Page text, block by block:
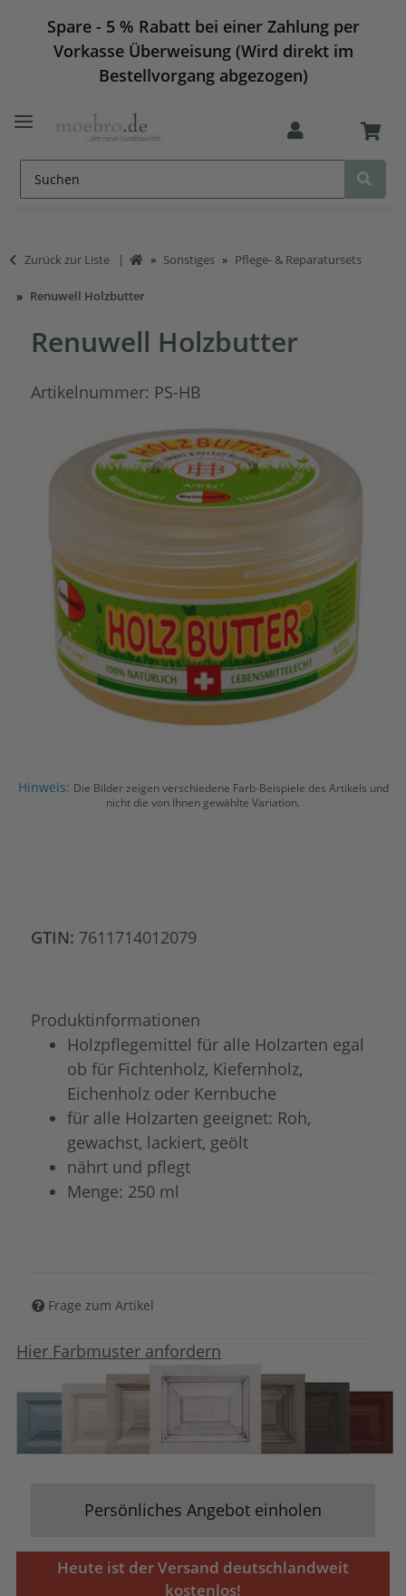
Spare - 5 % Rabatt bei einer Zahlung per
Vorkasse Überweisung (Wird direkt im
Bestellvorgang abgezogen)
Zurück zur Liste Sonstiges Pflege- & Reparatursets
Renuwell Holzbutter
Renuwell Holzbutter
Artikelnummer: PS-HB
Hinweis: Die Bilder zeigen verschiedene Farb-Beispiele des Artikels und
nicht die von Ihnen gewählte Variation.
GTIN: 7611714012079
Produktinformationen
Holzpflegemittel für alle Holzarten egal
ob für Fichtenholz, Kiefernholz,
Eichenholz oder Kernbuche
für alle Holzarten geeignet: Roh,
gewachst, lackiert, geölt
nährt und pflegt
Menge: 250 ml
Frage zum Artikel
Hier Farbmuster anfordern
Persönliches Angebot einholen
Heute ist der Versand deutschlandweit
kostenlos!